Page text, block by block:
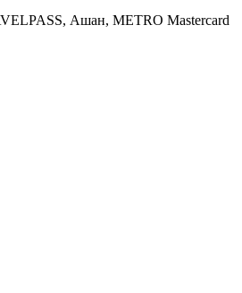
Ашан, METRO Mastercard